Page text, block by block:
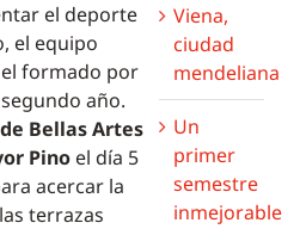
el deporte
el equipo
formado por
año.
Bellas Artes
Pino el día 5
acercar la
terrazas
Viena,
ciudad
mendeliana
Un
primer
semestre
inmejorable